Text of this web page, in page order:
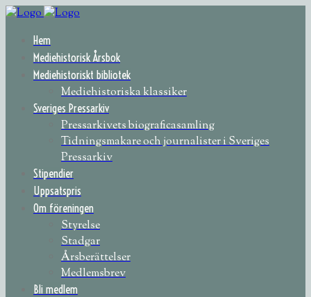
Hem
Mediehistorisk Årsbok
Mediehistoriskt bibliotek
Mediehistoriska klassiker
Sveriges Pressarkiv
Pressarkivets biograficasamling
Tidningsmakare och journalister i Sveriges
Pressarkiv
Stipendier
Uppsatspris
Om föreningen
Styrelse
Stadgar
Årsberättelser
Medlemsbrev
Bli medlem